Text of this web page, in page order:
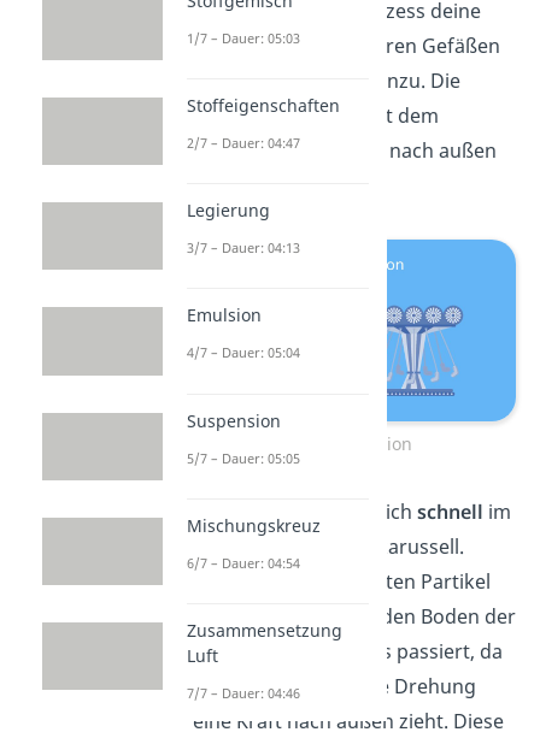
fügst du bei dem Prozess deine
Suspension in mehreren Gefäßen
hinzu. Die
Gefäße sind dabei mit dem
unteren Ende schräg nach außen
Zentrifugation
Die Maschine dreht sich schnell im
Kreis, wie ein Kettenkarussell.
Dabei werden die festen Partikel
nach außen und auf den Boden der
Gefäße gedrückt. Das passiert, da
sie durch die schnelle Drehung
eine Kraft nach außen zieht. Diese
1/7 – Dauer: 05:03
Stoffeigenschaften
2/7 – Dauer: 04:47
Legierung
3/7 – Dauer: 04:13
Emulsion
4/7 – Dauer: 05:04
Suspension
5/7 – Dauer: 05:05
Mischungskreuz
6/7 – Dauer: 04:54
Zusammensetzung
Luft
7/7 – Dauer: 04:46